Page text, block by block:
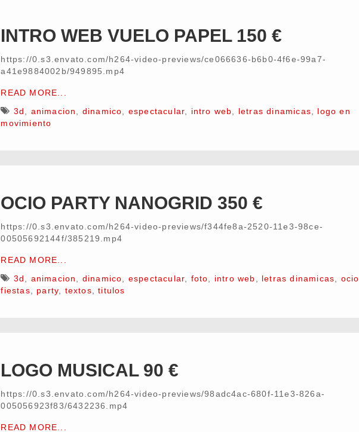
INTRO WEB VUELO PAPEL 150 €
https://0.s3.envato.com/h264-video-previews/ce066636-b6b0-4f6e-99a7-
a41e9884002b/949895.mp4
READ MORE...
3d
animacion dinamico espectacular intro web letras dinamicas
logo en
movimiento
OCIO PARTY NANOGRID 350 €
https://0.s3.envato.com/h264-video-previews/f344fe8a-2520-11e3-98ce-
00505692144f/385219.mp4
READ MORE...
3d
animacion dinamico espectacular foto intro web letras dinamicas
ocio
fiestas
party textos ,titulos
LOGO MUSICAL 90 €
https://0.s3.envato.com/h264-video-previews/98adc4ac-680f-11e3-826a-
005056923f83/6432236.mp4
READ MORE...